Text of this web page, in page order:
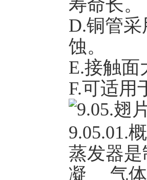
寿命长。
D.铜管采
蚀。
E.接触面
F.可适用
9.05.翅
9.05.01.
蒸发器
凝 气体